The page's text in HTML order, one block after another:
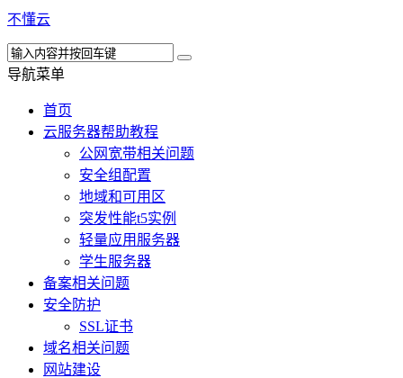
不懂云
导航菜单
首页
云服务器帮助教程
公网宽带相关问题
安全组配置
地域和可用区
突发性能t5实例
轻量应用服务器
学生服务器
备案相关问题
安全防护
SSL证书
域名相关问题
网站建设